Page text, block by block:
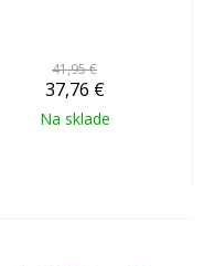
41,95 €
37,76 €
Na sklade